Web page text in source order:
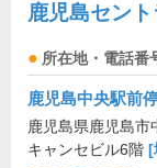
鹿児島セン
所在地・電話番
鹿児島中央駅前
鹿児島県鹿児島市
キャンセビル6階 [